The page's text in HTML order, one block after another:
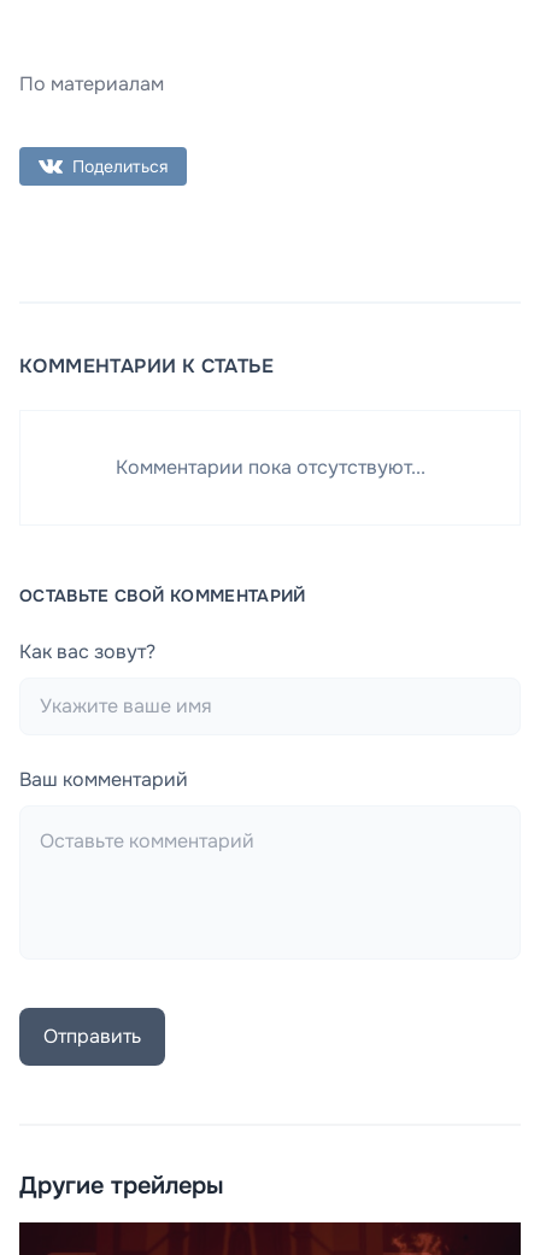
По материалам
Поделиться
КОММЕНТАРИИ К СТАТЬЕ
Комментарии пока отсутствуют...
ОСТАВЬТЕ СВОЙ КОММЕНТАРИЙ
Как вас зовут?
Ваш комментарий
Отправить
Другие трейлеры